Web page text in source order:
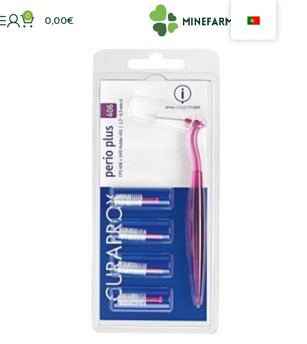
0 0,00€